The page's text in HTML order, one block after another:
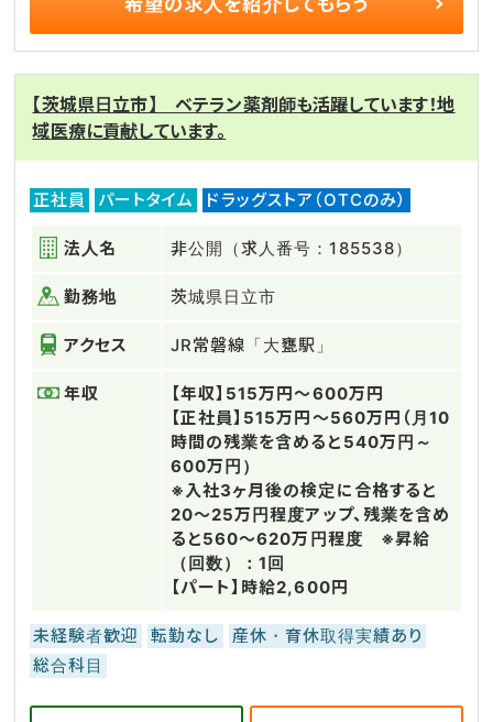
【茨城県日立市】 ベテラン薬剤師も活躍しています！地
域医療に貢献しています。
正社員 パートタイム ドラッグストア（OTCのみ）
法人名 非公開（求人番号：185538）
勤務地 茨城県日立市
アクセス JR常磐線「大甕駅」
年収
【年収】515万円～600万円
【正社員】515万円～560万円（月10
時間の残業を含めると540万円～
600万円）
※入社3ヶ月後の検定に合格すると
20～25万円程度アップ、残業を含め
ると560～620万円程度 ※昇給
（回数）：1回
【パート】時給2,600円
未経験者歓迎 転勤なし
産休・育休取得実績あり
総合科目